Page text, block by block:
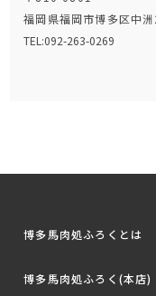
福岡県福岡市博多区中
TEL:092-263-0269
博多馬肉処ふろくとは
博多馬肉処ふろく(本店)